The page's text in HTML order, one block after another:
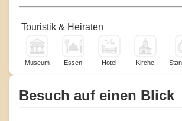
Touristik & Heiraten
Museum Essen Hotel Kirche
Besuch auf einen Blick